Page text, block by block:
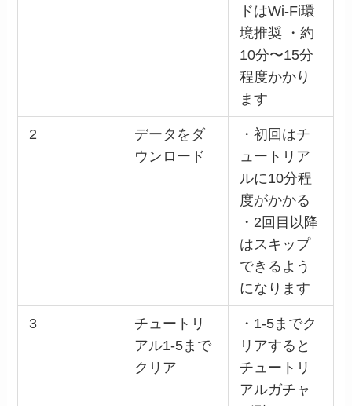
ドはWi-Fi環
境推奨 ・約
10分〜15分
程度かかり
ます
2
データをダ
ウンロード
・初回はチ
ュートリア
ルに10分程
度がかかる
・2回目以降
はスキップ
できるよう
になります
3
チュートリ
アル1-5まで
クリア
・1-5までク
リアすると
チュートリ
アルガチャ